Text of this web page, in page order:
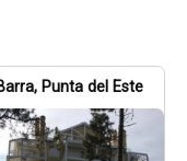
Punta del Este